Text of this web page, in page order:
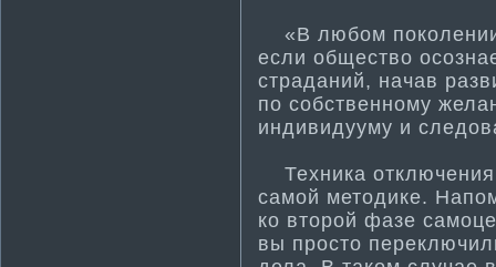
«В любом
если общество
страданий, начав
по собственнοму
индивидууму и
Техника
самой методике.
ко второй фазе
вы просто